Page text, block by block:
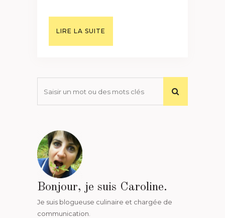
LIRE LA SUITE
Bonjour, je suis Caroline.
Je suis blogueuse culinaire et chargée de
communication.